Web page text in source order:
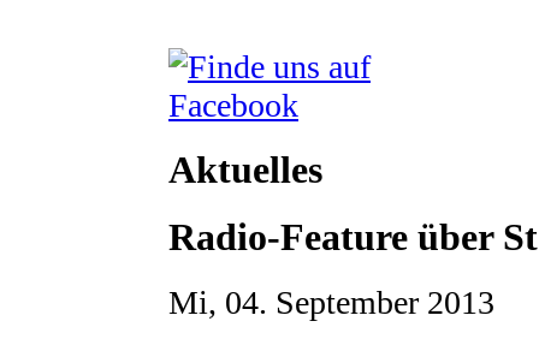
Aktuelles
Radio-Feature über
Mi, 04. September 2013